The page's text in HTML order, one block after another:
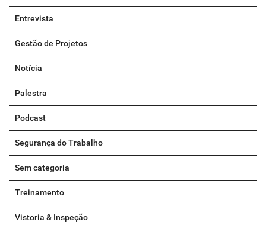
Entrevista
Gestão de Projetos
Notícia
Palestra
Podcast
Segurança do Trabalho
Sem categoria
Treinamento
Vistoria & Inspeção